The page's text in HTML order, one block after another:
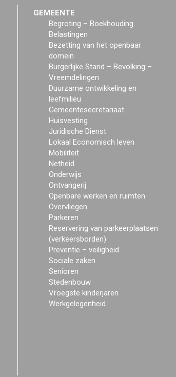
GEMEENTE
Begroting – Boekhouding
Belastingen
Bezetting van het openbaar
domein
Burgerlijke Stand – Bevolking –
Vreemdelingen
Duurzame ontwikkeling en
leefmilieu
Gemeentesecretariaat
Huisvesting
Juridische Dienst
Lokaal Economisch leven
Mobiliteit
Netheid
Onderwijs
Ontvangerij
Openbare werken en ruimten
Overvliegen
Parkeren
Reservering van parkeerplaatsen
(verkeersborden)
Preventie – veiligheid
Sociale zaken
Senioren
Stedenbouw
Vroegste kinderjaren
Werkgelegenheid